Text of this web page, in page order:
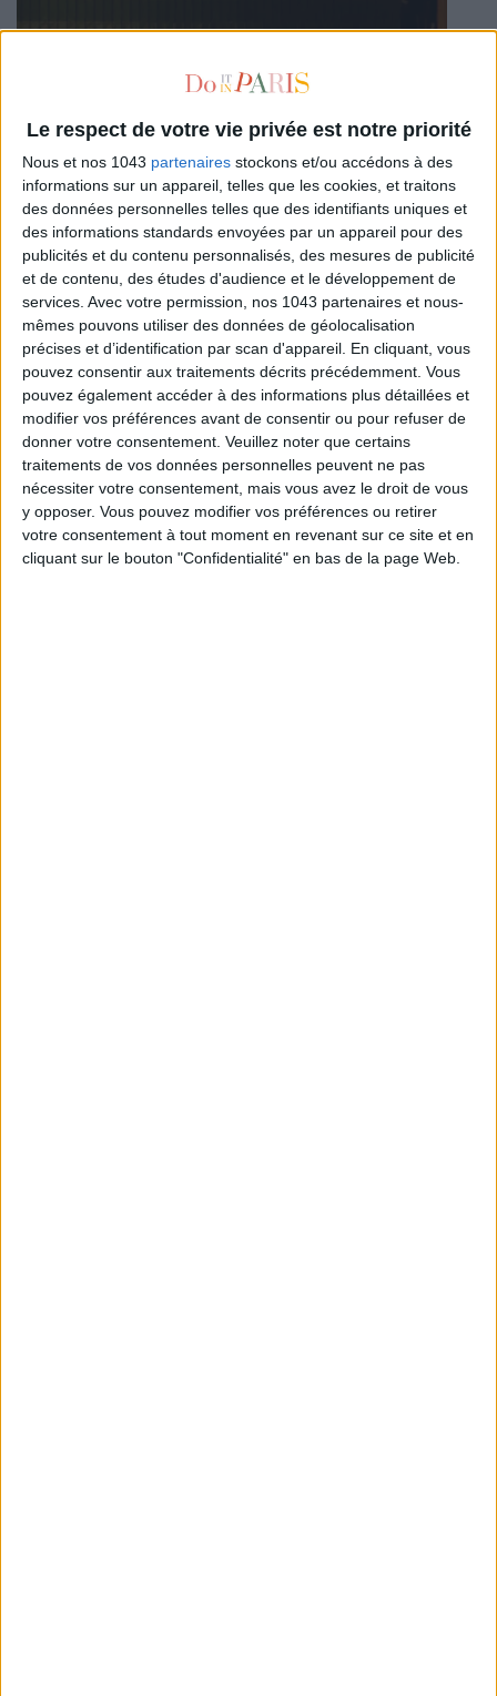
Le respect de votre vie privée est notre priorité
Nous et nos 1043 partenaires stockons et/ou accédons à des
informations sur un appareil, telles que les cookies, et traitons
des données personnelles telles que des identifiants uniques et
des informations standards envoyées par un appareil pour des
publicités et du contenu personnalisés, des mesures de publicité
et de contenu, des études d'audience et le développement de
services. Avec votre permission, nos 1043 partenaires et nous-
mêmes pouvons utiliser des données de géolocalisation
précises et d’identification par scan d'appareil. En cliquant, vous
pouvez consentir aux traitements décrits précédemment. Vous
pouvez également accéder à des informations plus détaillées et
modifier vos préférences avant de consentir ou pour refuser de
donner votre consentement. Veuillez noter que certains
traitements de vos données personnelles peuvent ne pas
nécessiter votre consentement, mais vous avez le droit de vous
y opposer. Vous pouvez modifier vos préférences ou retirer
votre consentement à tout moment en revenant sur ce site et en
cliquant sur le bouton "Confidentialité" en bas de la page Web.
AUTRES SUGGESTIONS
LES MEILLEURS HÔTELS POUR UN WEEK-
END SPA ET GASTRONOMIE
LES (VRAIES) BONNES
CONNAÎTRE AUTOUR DE LA TOUR